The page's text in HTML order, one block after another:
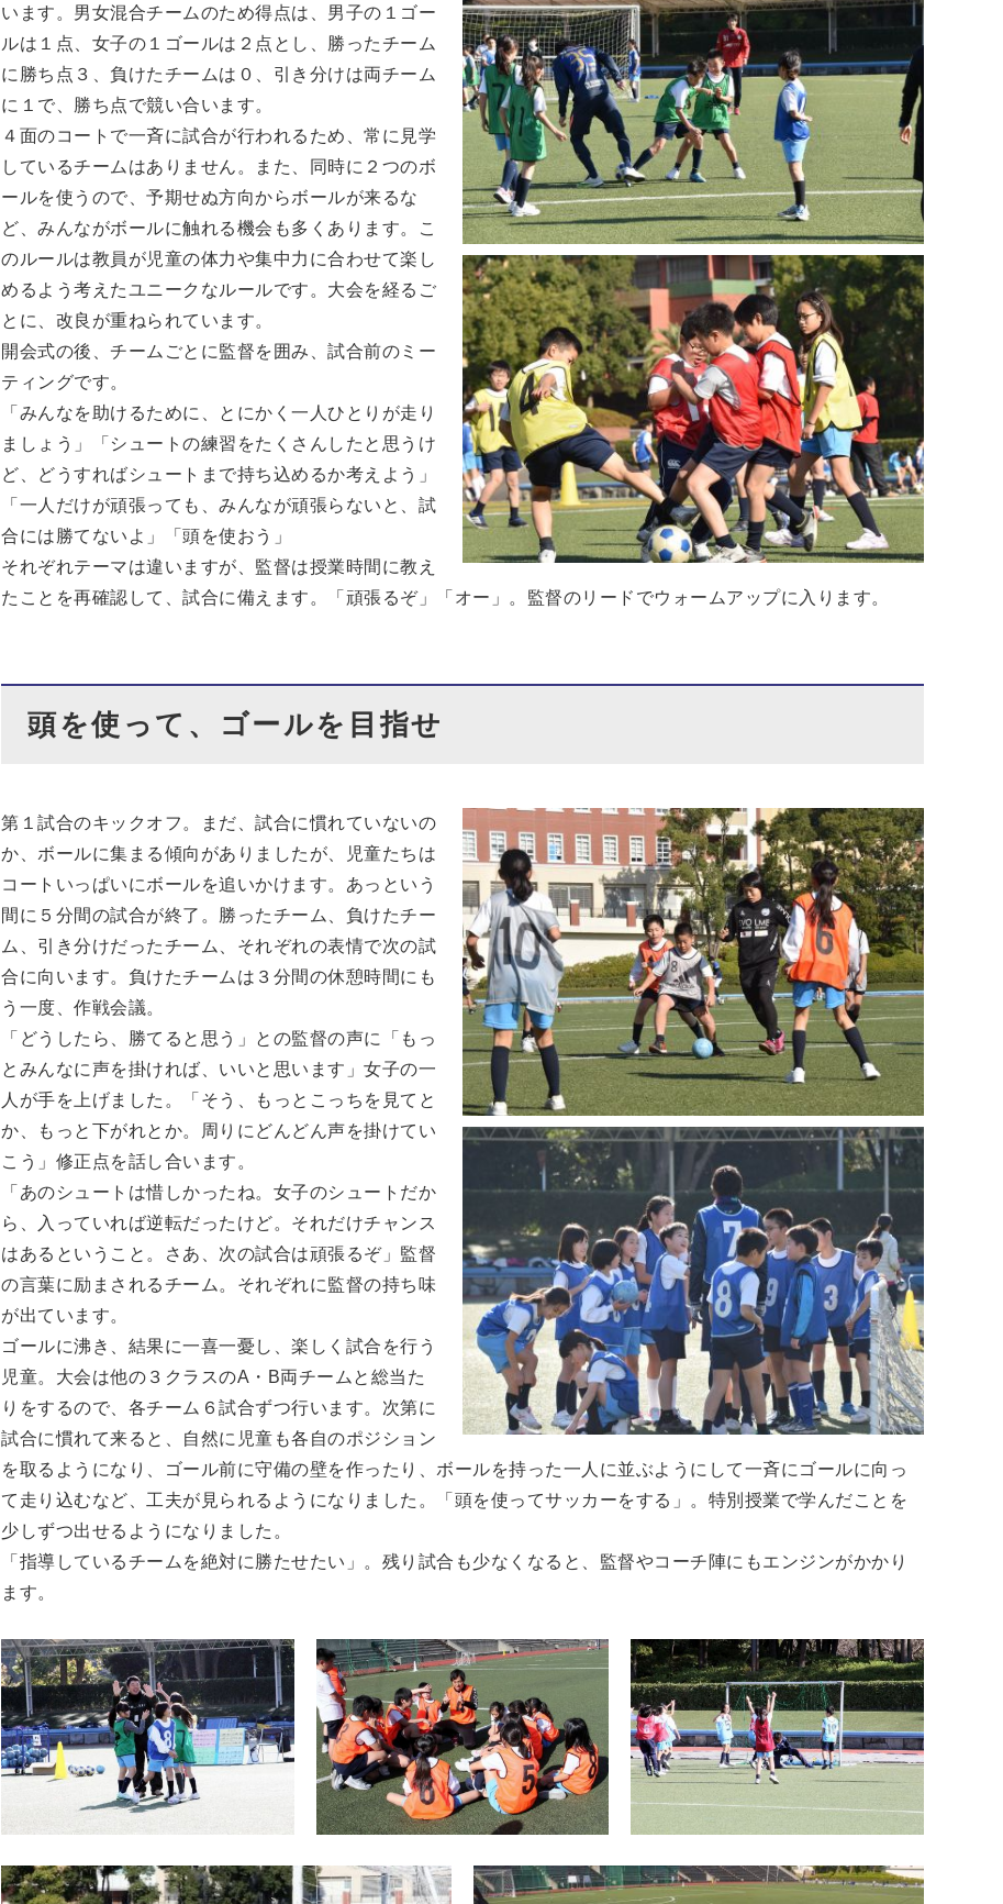
います。男女混合チームのため得点は、男子の１ゴー
ルは１点、女子の１ゴールは２点とし、勝ったチーム
に勝ち点３、負けたチームは０、引き分けは両チーム
に１で、勝ち点で競い合います。
４面のコートで一斉に試合が行われるため、常に見学
しているチームはありません。また、同時に２つのボ
ールを使うので、予期せぬ方向からボールが来るな
ど、みんながボールに触れる機会も多くあります。こ
のルールは教員が児童の体力や集中力に合わせて楽し
めるよう考えたユニークなルールです。大会を経るご
とに、改良が重ねられています。
開会式の後、チームごとに監督を囲み、試合前のミー
ティングです。
「みんなを助けるために、とにかく一人ひとりが走り
ましょう」「シュートの練習をたくさんしたと思うけ
ど、どうすればシュートまで持ち込めるか考えよう」
「一人だけが頑張っても、みんなが頑張らないと、試
合には勝てないよ」「頭を使おう」
それぞれテーマは違いますが、監督は授業時間に教え
たことを再確認して、試合に備えます。「頑張るぞ」「オー」。監督のリードでウォームアップに入ります。
頭を使って、ゴールを目指せ
第１試合のキックオフ。まだ、試合に慣れていないの
か、ボールに集まる傾向がありましたが、児童たちは
コートいっぱいにボールを追いかけます。あっという
間に５分間の試合が終了。勝ったチーム、負けたチー
ム、引き分けだったチーム、それぞれの表情で次の試
合に向います。負けたチームは３分間の休憩時間にも
う一度、作戦会議。
「どうしたら、勝てると思う」との監督の声に「もっ
とみんなに声を掛ければ、いいと思います」女子の一
人が手を上げました。「そう、もっとこっちを見てと
か、もっと下がれとか。周りにどんどん声を掛けてい
こう」修正点を話し合います。
「あのシュートは惜しかったね。女子のシュートだか
ら、入っていれば逆転だったけど。それだけチャンス
はあるということ。さあ、次の試合は頑張るぞ」監督
の言葉に励まされるチーム。それぞれに監督の持ち味
が出ています。
ゴールに沸き、結果に一喜一憂し、楽しく試合を行う
児童。大会は他の３クラスのA・B両チームと総当た
りをするので、各チーム６試合ずつ行います。次第に
試合に慣れて来ると、自然に児童も各自のポジション
を取るようになり、ゴール前に守備の壁を作ったり、ボールを持った一人に並ぶようにして一斉にゴールに向っ
て走り込むなど、工夫が見られるようになりました。「頭を使ってサッカーをする」。特別授業で学んだことを
少しずつ出せるようになりました。
「指導しているチームを絶対に勝たせたい」。残り試合も少なくなると、監督やコーチ陣にもエンジンがかかり
ます。